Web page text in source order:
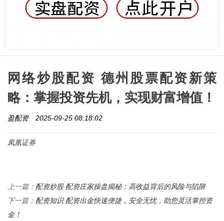
网络炒股配资 德州股票配资新策
略：掌握投资先机，实现财富增值！
盈配资 2025-09-25 08:18:02
凤凰证券
上一篇： 配资炒股 配资庄家操盘揭秘：高收益背后的风险与陷阱
下一篇： 配资知识 配资出金快速便捷，安全无忧，助您灵活掌控资
金！